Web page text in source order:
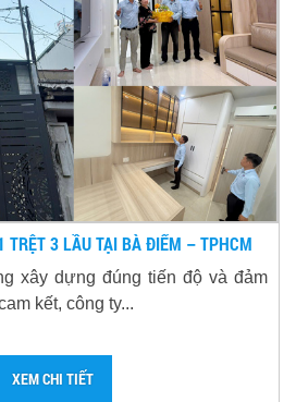
TRỆT 3 LẦU TẠI BÀ ĐIỂM – TPHCM
xây dựng đúng tiến độ và đảm
kết, công ty...
XEM CHI TIẾT